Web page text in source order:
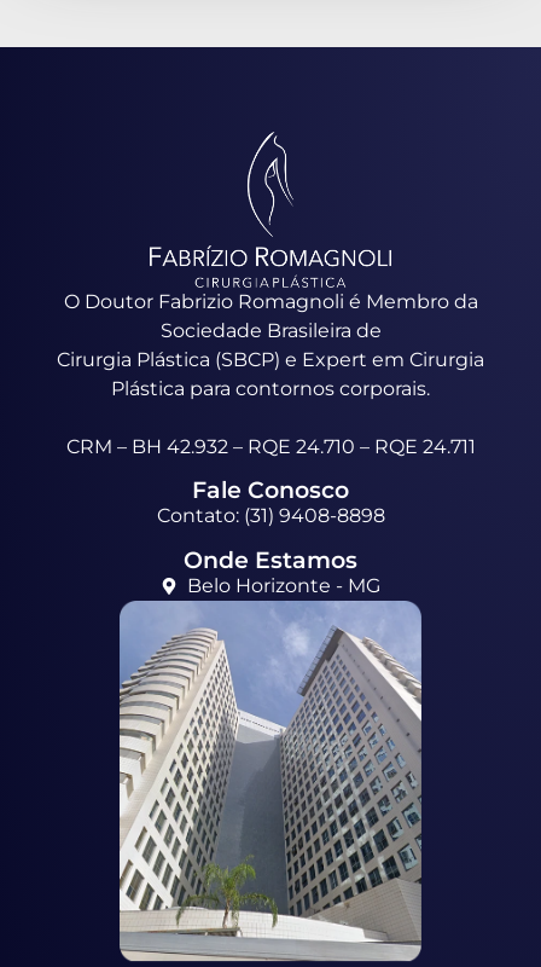
O Doutor Fabrizio Romagnoli é Membro da
Sociedade Brasileira de
Cirurgia Plástica (SBCP) e Expert em Cirurgia
Plástica para contornos corporais.
CRM – BH 42.932 – RQE 24.710 – RQE 24.711
Fale Conosco
Contato: (31) 9408-8898
Onde Estamos
Belo Horizonte - MG